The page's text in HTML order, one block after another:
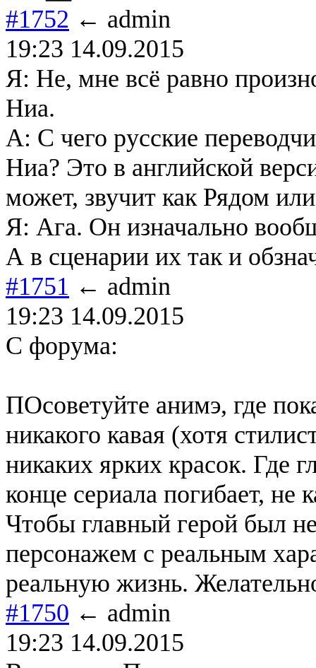
#1752 ← admin
19:23 14.09.2015
Я: Не, мне всё равно
Ниа.
А: С чего русские
Ниа? Это в английской
может, звучит как Рядом
Я: Ага. Он изначально
А в сценарии их так и
#1751 ← admin
19:23 14.09.2015
С форума:
ПОсоветуйте анимэ, где
никакого кавая (хотя
никаких ярких красок. Где
конце сериала погибает, не
Чтобы главный герой был
персонажем с реальным
реальную жизнь.
#1750 ← admin
19:23 14.09.2015